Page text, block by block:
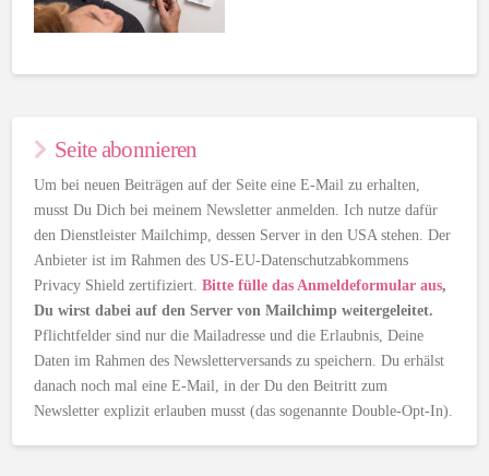
Seite abonnieren
Um bei neuen Beiträgen auf der Seite eine E-Mail zu erhalten,
musst Du Dich bei meinem Newsletter anmelden. Ich nutze dafür
den Dienstleister Mailchimp, dessen Server in den USA stehen. Der
Anbieter ist im Rahmen des US-EU-Datenschutzabkommens
Privacy Shield zertifiziert.Bitte fülle das Anmeldeformular aus,
Du wirst dabei auf den Server von Mailchimp weitergeleitet.
Pflichtfelder sind nur die Mailadresse und die Erlaubnis, Deine
Daten im Rahmen des Newsletterversands zu speichern. Du erhälst
danach noch mal eine E-Mail, in der Du den Beitritt zum
Newsletter explizit erlauben musst (das sogenannte Double-Opt-In).